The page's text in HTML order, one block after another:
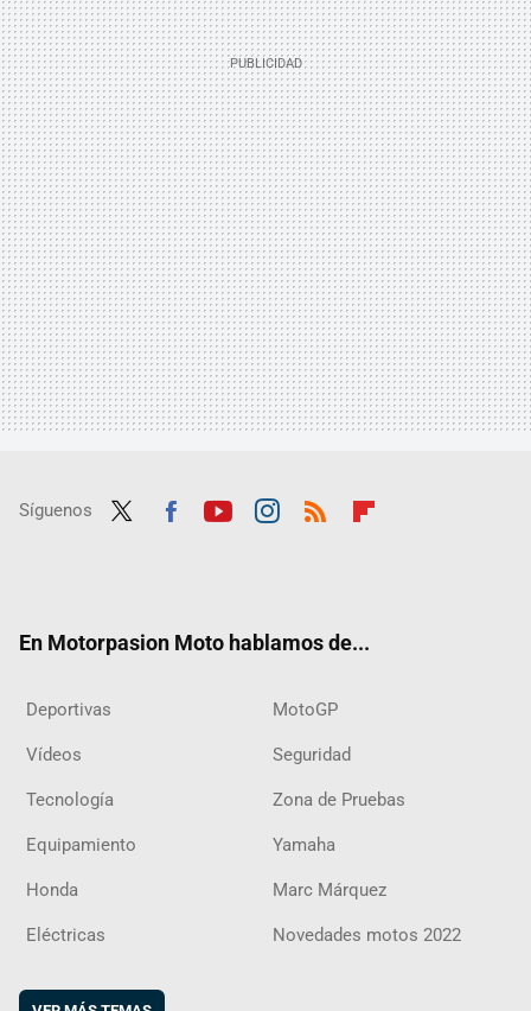
Síguenos
En Motorpasion Moto hablamos de...
Deportivas MotoGP
Vídeos Seguridad
Tecnología Zona de Pruebas
Equipamiento Yamaha
Honda Marc Márquez
Eléctricas Novedades motos 2022